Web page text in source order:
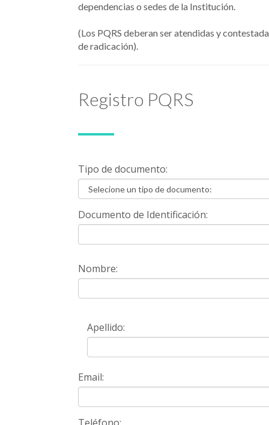
dependencias o sedes de la Institución.
(Los PQRS deberan ser atendidas y
de radicación).
Registro PQRS
Tipo de documento:
Documento de Identificación:
Nombre:
Apellido:
Email: